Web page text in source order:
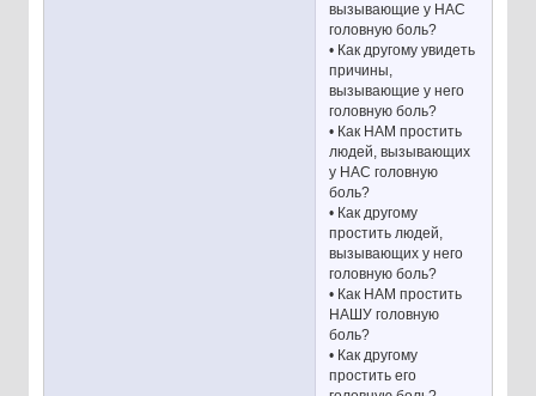
вызывающие у НАС
головную боль?
• Как другому увидеть
причины,
вызывающие у него
головную боль?
• Как НАМ простить
людей, вызывающих
у НАС головную
боль?
• Как другому
простить людей,
вызывающих у него
головную боль?
• Как НАМ простить
НАШУ головную
боль?
• Как другому
простить его